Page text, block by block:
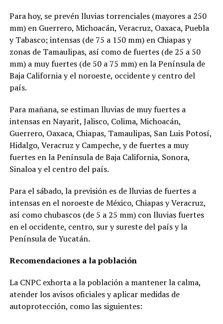
Para hoy, se prevén lluvias torrenciales (mayores a 250
mm) en Guerrero, Michoacán, Veracruz, Oaxaca, Puebla
y Tabasco; intensas (de 75 a 150 mm) en Chiapas y
zonas de Tamaulipas, así como de fuertes (de 25 a 50
mm) a muy fuertes (de 50 a 75 mm) en la Península de
Baja California y el noroeste, occidente y centro del
país.
Para mañana, se estiman lluvias de muy fuertes a
intensas en Nayarit, Jalisco, Colima, Michoacán,
Guerrero, Oaxaca, Chiapas, Tamaulipas, San Luis Potosí,
Hidalgo, Veracruz y Campeche, y de fuertes a muy
fuertes en la Península de Baja California, Sonora,
Sinaloa y el centro del país.
Para el sábado, la previsión es de lluvias de fuertes a
intensas en el noroeste de México, Chiapas y Veracruz,
así como chubascos (de 5 a 25 mm) con lluvias fuertes
en el occidente, centro, sur y sureste del país y la
Península de Yucatán.
Recomendaciones a la población
La CNPC exhorta a la población a mantener la calma,
atender los avisos oficiales y aplicar medidas de
autoprotección, como las siguientes: